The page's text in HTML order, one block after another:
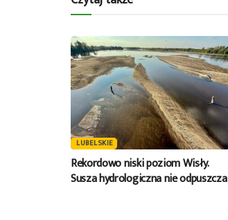
LUBELSKIE
Rekordowo niski poziom Wisły.
Susza hydrologiczna nie odpuszcza